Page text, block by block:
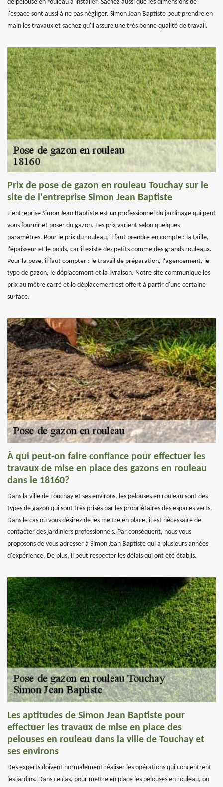
de pelouse en rouleau à installer. Sachez aussi que les dimensions de
l'espace sont aussi à ne pas négliger. Simon Jean Baptiste peut prendre en
main les travaux et sachez qu'il assure une très bonne qualité de travail.
Prix de pose de gazon en rouleau Touchay sur le
site de l'entreprise Simon Jean Baptiste
L'entreprise Simon Jean Baptiste est un professionnel du jardinage qui peut
vous fournir et poser du gazon. Les prix varient selon quelques
paramètres. Pour le prix du rouleau, il faut prendre en compte : la taille,
l'épaisseur et le poids, car il existe des petits comme des grands rouleaux.
Pour la pose, il faut compter : le travail de préparation, l'agencement, le
type de gazon, le déplacement et la livraison. Notre site communique les
prix au mètre carré et le déplacement est offert à partir d'une certaine
surface.
À qui peut-on faire confiance pour effectuer les
travaux de mise en place des gazons en rouleau
dans le 18160?
Dans la ville de Touchay et ses environs, les pelouses en rouleau sont des
types de gazon qui sont très prisés par les propriétaires des espaces verts.
Dans le cas où vous désirez de les mettre en place, il est nécessaire de
contacter des jardiniers professionnels. Par conséquent, nous vous
proposons de vous adresser à Simon Jean Baptiste qui a plusieurs années
d'expérience. De plus, il peut respecter les délais qui ont été établis.
Les aptitudes de Simon Jean Baptiste pour
effectuer les travaux de mise en place des
pelouses en rouleau dans la ville de Touchay et
ses environs
Des experts doivent normalement réaliser les opérations qui concentrent
les jardins. Dans ce cas, pour mettre en place les pelouses en rouleau, on